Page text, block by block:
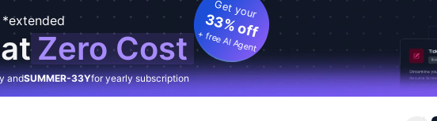
*extended
Zero Cost
Get your
33% off
+ free AI Agent
andSUMMER-33Yfor yearly subscription